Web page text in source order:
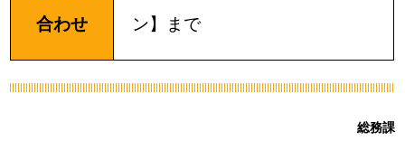
合わせ
ン】まで
総務課